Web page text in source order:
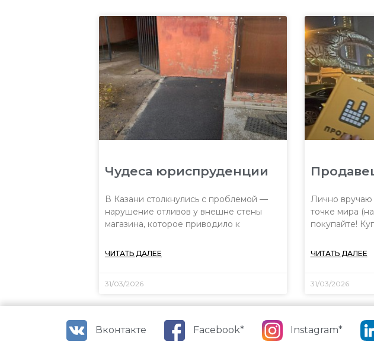
Чудеса юриспруденции
В Казани столкнулись с проблемой —
нарушение отливов у внешне стены
магазина, которое приводило к
ЧИТАТЬ ДАЛЕЕ
31/03/2026
Лично вручаю
точке мира
покупайте!
ЧИТАТЬ ДАЛЕЕ
31/03/2026
Вконтакте Facebook* Instagram*